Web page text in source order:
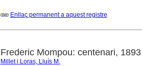
Enllaç permanent a aquest registre
Frederic Mompou: centenari,
Millet i Loras, Lluís M.